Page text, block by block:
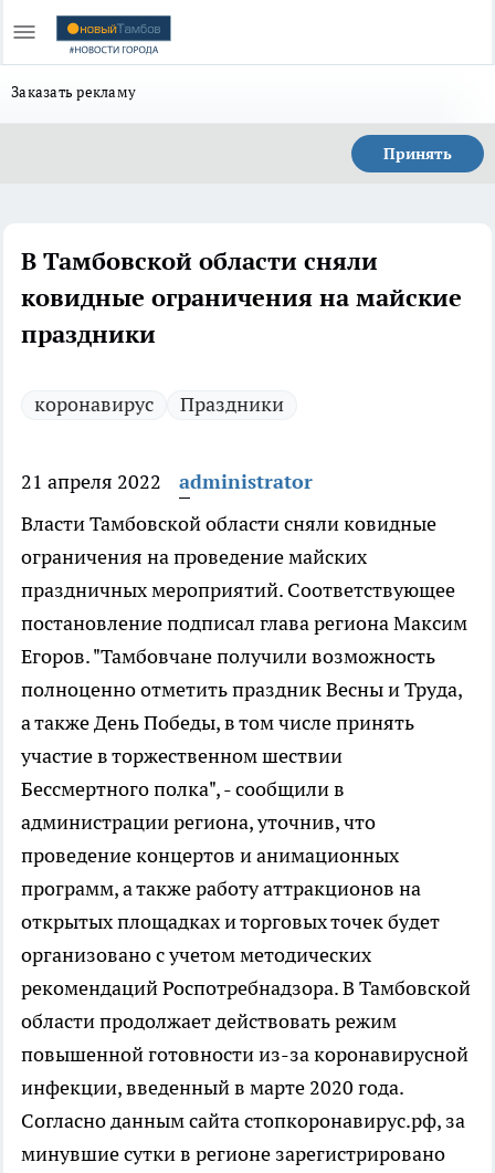
Заказать рекламу
Принять
В Тамбовской области сняли
ковидные ограничения на майские
праздники
коронавирус Праздники
21 апреля 2022
administrator
Власти Тамбовской области сняли ковидные
ограничения на проведение майских
праздничных мероприятий. Соответствующее
постановление подписал глава региона Максим
Егоров. "Тамбовчане получили возможность
полноценно отметить праздник Весны и Труда,
а также День Победы, в том числе принять
участие в торжественном шествии
Бессмертного полка", - сообщили в
администрации региона, уточнив, что
проведение концертов и анимационных
программ, а также работу аттракционов на
открытых площадках и торговых точек будет
организовано с учетом методических
рекомендаций Роспотребнадзора. В Тамбовской
области продолжает действовать режим
повышенной готовности из-за коронавирусной
инфекции, введенный в марте 2020 года.
Согласно данным сайта стопкоронавирус.рф, за
минувшие сутки в регионе зарегистрировано